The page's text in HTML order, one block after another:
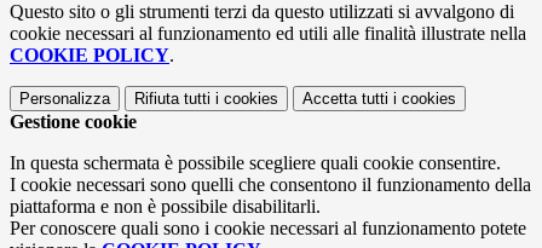
Questo sito o gli strumenti terzi da questo utilizzati si avvalgono di
cookie necessari al funzionamento ed utili alle finalità illustrate nella
COOKIE POLICY.
Personalizza Rifiuta tutti i cookies Accetta tutti i cookies
Gestione cookie
In questa schermata è possibile scegliere quali cookie consentire.
I cookie necessari sono quelli che consentono il funzionamento della
piattaforma e non è possibile disabilitarli.
Per conoscere quali sono i cookie necessari al funzionamento potete